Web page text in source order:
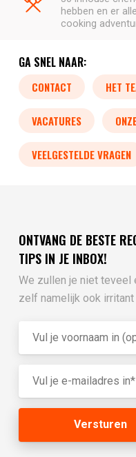
hebben en er
cooking
GA SNEL NAAR:
CONTACT HET
VACATURES
VEELGESTELDE VRAGEN
ONTVANG DE BESTE
TIPS IN JE INBOX!
We zullen je niet teveel
zelf namelijk ook irritant